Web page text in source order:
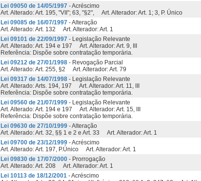
Lei 09050 de 14/05/1997- Acréscimo
Art. Alterado: Art. 195, "VII"; 63, "§2", Art. Alterador: Art. 1; 3, P. Único
Lei 09085 de 16/07/1997- Alteração
Art. Alterado: Art. 132 Art. Alterador: Art. 1
Lei 09101 de 22/09/1997- Legislação Relevante
Art. Alterado: Art. 194 e 197 Art. Alterador: Art. 9, III
Referência: Dispõe sobre contratação temporária.
Lei 09212 de 27/01/1998- Revogação Parcial
Art. Alterado: Art. 255, §2 Art. Alterador: Art. 79
Lei 09317 de 14/07/1998- Legislação Relevante
Art. Alterado: Arts. 194, 197 Art. Alterador: Art. 11, III
Referência: Dispõe sobre contratação temporária.
Lei 09560 de 21/07/1999- Legislação Relevante
Art. Alterado: Art. 194 e 197 Art. Alterador: Art. 15, III
Referência: Dispõe sobre contratação temporária.
Lei 09630 de 27/10/1999- Alteração
Art. Alterado: Art. 32, §§ 1 e 2 e Art. 33 Art. Alterador: Art. 1
Lei 09700 de 23/12/1999- Acréscimo
Art. Alterado: Art. 197, P.Único Art. Alterador: Art. 1
Lei 09830 de 17/07/2000- Prorrogação
Art. Alterado: Art. 208 Art. Alterador: Art. 1
Lei 10113 de 18/12/2001- Acréscimo